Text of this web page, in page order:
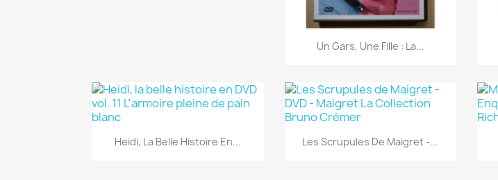
Aperçu rapide
Un Gars, Une Fille : La...
 Aperçu rapide
Heidi, La Belle Histoire En... Aperçu rapide
Les Scrupules De Maigret -...